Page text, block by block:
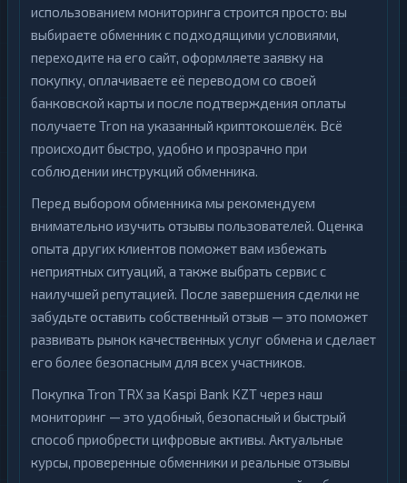
использованием мониторинга строится просто: вы
выбираете обменник с подходящими условиями,
переходите на его сайт, оформляете заявку на
покупку, оплачиваете её переводом со своей
банковской карты и после подтверждения оплаты
получаете Tron на указанный криптокошелёк. Всё
происходит быстро, удобно и прозрачно при
соблюдении инструкций обменника.
Перед выбором обменника мы рекомендуем
внимательно изучить отзывы пользователей. Оценка
опыта других клиентов поможет вам избежать
неприятных ситуаций, а также выбрать сервис с
наилучшей репутацией. После завершения сделки не
забудьте оставить собственный отзыв — это поможет
развивать рынок качественных услуг обмена и сделает
его более безопасным для всех участников.
Покупка Tron TRX за Kaspi Bank KZT через наш
мониторинг — это удобный, безопасный и быстрый
способ приобрести цифровые активы. Актуальные
курсы, проверенные обменники и реальные отзывы